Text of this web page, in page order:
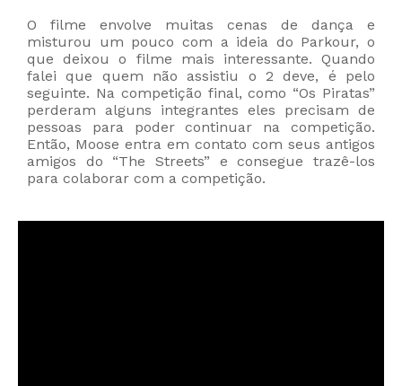
O filme envolve muitas cenas de dança e
misturou um pouco com a ideia do Parkour, o
que deixou o filme mais interessante. Quando
falei que quem não assistiu o 2 deve, é pelo
seguinte. Na competição final, como “Os Piratas”
perderam alguns integrantes eles precisam de
pessoas para poder continuar na competição.
Então, Moose entra em contato com seus antigos
amigos do “The Streets” e consegue trazê-los
para colaborar com a competição.